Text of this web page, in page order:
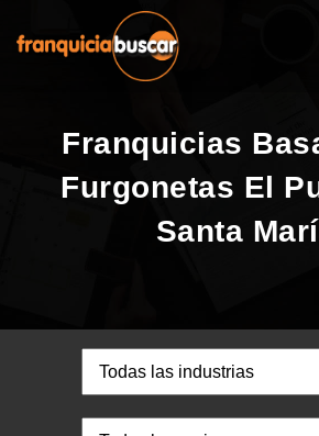
Franquicias
Furgonetas El
Santa